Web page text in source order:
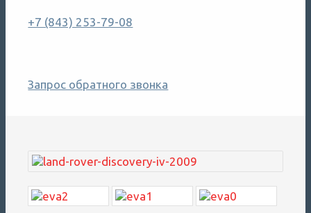
+7 (843) 253-79-08
Запрос обратного звонка